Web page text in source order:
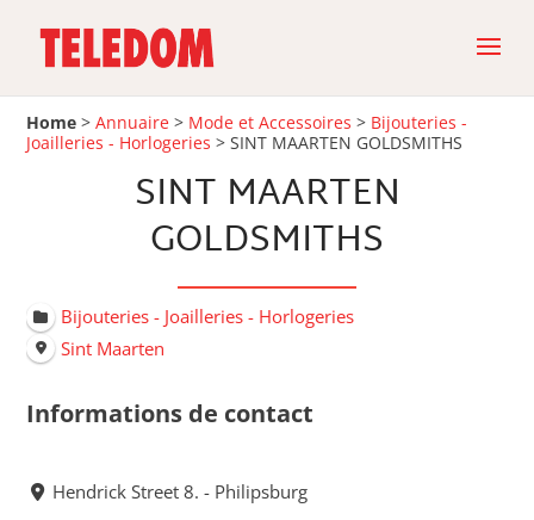
Home >Annuaire > Mode et Accessoires > Bijouteries -
Joailleries - Horlogeries >SINT MAARTEN GOLDSMITHS
SINT MAARTEN
GOLDSMITHS
Bijouteries - Joailleries - Horlogeries
Sint Maarten
Informations de contact
Hendrick Street 8. - Philipsburg